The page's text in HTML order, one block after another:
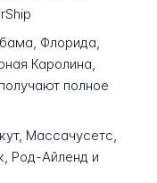
Флорида,
Каролина,
полное
Массачусетс,
Род-Айленд и